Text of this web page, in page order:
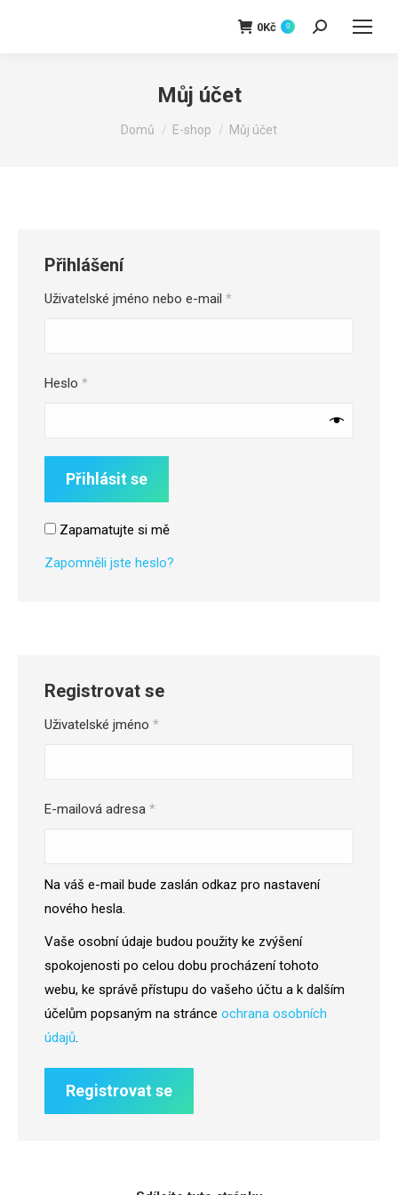
0Kč 0 Hledat:
Můj účet
You are here:
Domů E-shop Můj účet
Přihlášení
Uživatelské jméno nebo e-mail *Povinné
Heslo *Povinné
Přihlásit se
Zapamatujte si mě
Zapomněli jste heslo?
Registrovat se
Uživatelské jméno *Povinné
E-mailová adresa *Povinné
Na váš e-mail bude zaslán odkaz pro nastavení
nového hesla.
Vaše osobní údaje budou použity ke zvýšení
spokojenosti po celou dobu procházení tohoto
webu, ke správě přístupu do vašeho účtu a k dalším
účelům popsaným na stránce ochrana osobních
údajů.
Registrovat se